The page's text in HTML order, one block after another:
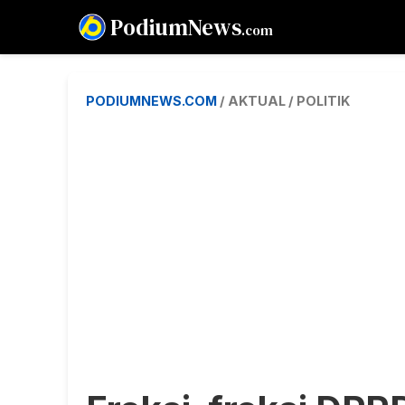
PodiumNews.com
PODIUMNEWS.COM / AKTUAL / POLITIK